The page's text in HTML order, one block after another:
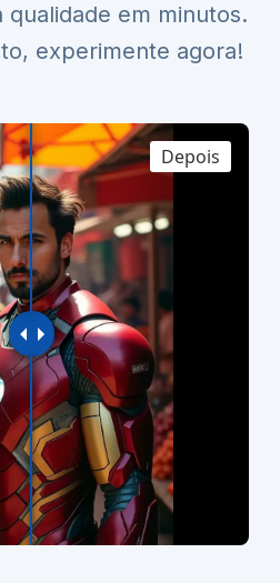
qualidade em minutos.
experimente agora!
Depois